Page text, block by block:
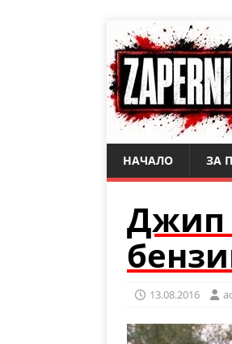
НАЧАЛО ЗА
Джип
13.08.2016